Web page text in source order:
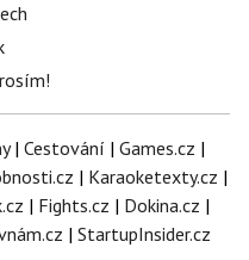
| Cestování | Games.cz |
| Karaoketexty.cz |
| Fights.cz | Dokina.cz |
| StartupInsider.cz